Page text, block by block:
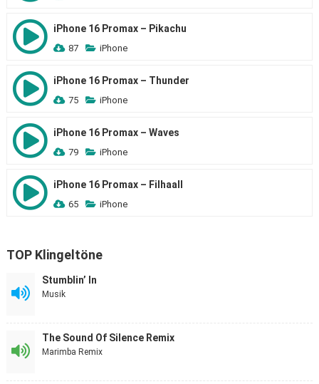
iPhone 16 Promax – Pikachu
87 iPhone
iPhone 16 Promax – Thunder
75 iPhone
iPhone 16 Promax – Waves
79 iPhone
iPhone 16 Promax – Filhaall
65 iPhone
TOP Klingeltöne
Stumblin’ In
Musik
The Sound Of Silence Remix
Marimba Remix